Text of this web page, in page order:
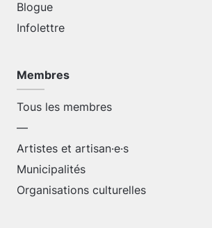
Blogue
Infolettre
Membres
Tous les membres
—
Artistes et artisan·e·s
Municipalités
Organisations culturelles